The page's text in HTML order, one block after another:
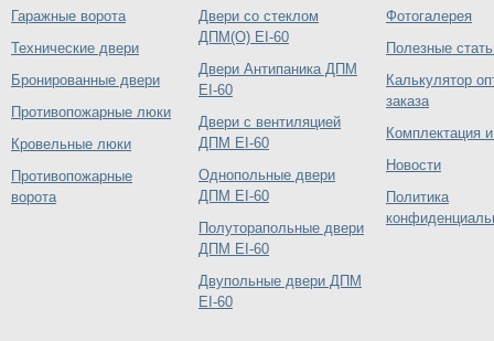
Гаражные ворота
Технические двери
Бронированные двери
Противопожарные люки
Кровельные люки
Противопожарные
ворота
Двери со стеклом
ДПМ(О) EI-60
Двери Антипаника ДПМ
EI-60
Двери с вентиляцией
ДПМ EI-60
Однопольные двери
ДПМ EI-60
Полуторапольные двери
ДПМ EI-60
Двупольные двери ДПМ
EI-60
Фотогалерея
Полезные
Калькулятор
заказа
Комплектация
Новости
Политика